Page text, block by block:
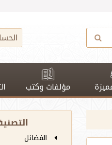
مؤلفات وكتب
الفضائل